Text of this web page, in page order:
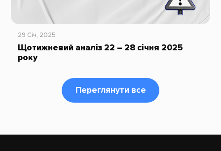
29 Січ, 2025
Щотижневий аналіз 22 – 28 січня 2025
року
Переглянути все